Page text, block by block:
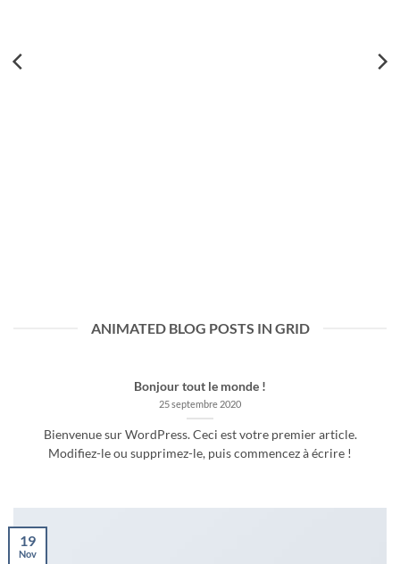
ANIMATED BLOG POSTS IN GRID
Bonjour tout le monde !
25 septembre 2020
Bienvenue sur WordPress. Ceci est votre premier article.
Modifiez-le ou supprimez-le, puis commencez à écrire !
19
Nov